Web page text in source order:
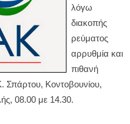
λόγω
διακοπής
ρεύματος
αρρυθμία και
πιθανή
Σπάρτου, Κοντοβουνίου,
08.00 με 14.30.